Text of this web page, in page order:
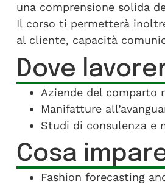
una comprensione solida
Il corso ti permetterà
al cliente, capacità
Dove
Aziende del
Manifatture
Studi di consulenza e
Cosa
Fashion forecasting